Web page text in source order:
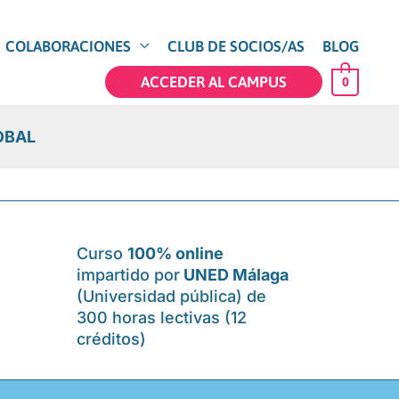
COLABORACIONES CLUB DE SOCIOS/AS BLOG
ACCEDER AL CAMPUS 0
Curso 100% online
impartido porUNED Málaga
(Universidad pública) de
300 horas lectivas (12
créditos)